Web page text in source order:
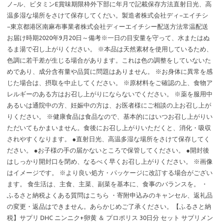
ノ−ル、ビタミンE賞味期限枠外下部に年月で記載保存方法直射日光、高
温多湿な場所をさけて保存してくだい。製造者株式会社ディ−エイチシ
−東京都港区南麻布事業者株式会社ディーエイチシー配送方法常温配送
お届け時期2020年9月20日～備考※一日の目安量を守って、水またはぬ
るま湯で召し上がりください。 ※本品は天然素材を使用しているため、
色調に若干差が生じる場合があります。これは色の調整をしていないた
めであり、成分含有量や品質に問題はありません。 ※お身体に異常を感
じた場合は、摂取を中止してください。 ※原材料をご確認の上、食物ア
レルギーのある方はお召し上がりにならないでください。 ※薬を服用中
あるいは通院中の方、妊娠中の方は、お医者様にご相談の上お召し上が
りください。 ※健康食品は食品なので、基本的にはいつお召し上がりい
ただいてもかまいません。食後にお召し上がりいただくと、消化・吸収
されやすくなります。 ●直射日光、高温多湿な場所をさけて保存してく
ださい。 ●お子様の手の届かないところで保管してください。 ●開封後
はしっかり開封口を閉め、なるべく早くお召し上がりください。 ※画像
はイメージです。 ※より良い処方・パッケージに改訂する場合がござい
ます。 食生活は、主食、主菜、副菜を基本に、食事のバランスを。 ・
ふるさと納税よくある質問はこちら ・寄附申込みのキャンセル、返礼品
の変更・返品はできません。あらかじめご了承ください。【ふるさと納
税】サプリ DHC ニンニク+卵黄 ＆ プロポリス 30日分 セット サプリメン